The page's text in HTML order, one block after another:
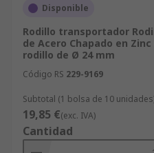
Disponible
Rodillo transportador
de Acero Chapado en
rodillo de Ø 24 mm
Código RS 229-9169
Subtotal (1 bolsa de 10
19,85 €(exc. IVA)
Cantidad